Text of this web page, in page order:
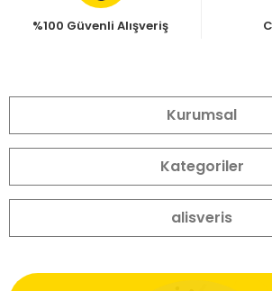
%100 Güvenli Alışveriş
Kurumsal
Kategoriler
alisveris